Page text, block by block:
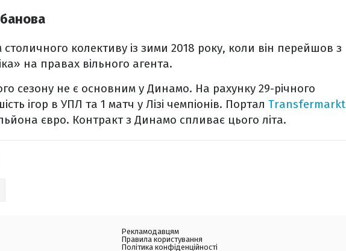
колективу із зими 2018 року, коли він перейшов з
на правах вільного агента.
сезону не є основним у Динамо. На рахунку 29-річного
ігор в УПЛ та 1 матч у Лізі чемпіонів. Портал Transfermarkt
євро. Контракт з Динамо спливає цього літа.
Рекламодавцям
Правила користування
Політика конфіденційності